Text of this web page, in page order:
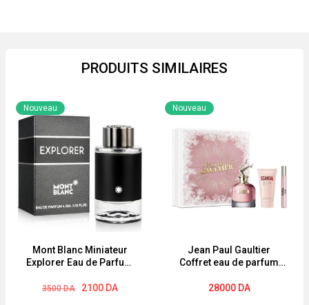
PRODUITS SIMILAIRES
Mont Blanc Miniateur
Explorer Eau de Parfum
Nouveau
3500DA
Le
2100 DA
Le
Jean Paul Gaultier
Coffret eau de parfum
Nouveau
28000 DA